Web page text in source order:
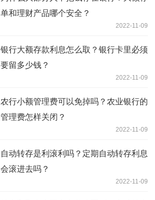
单和理财产品哪个安全？
2022-11-09
银行大额存款利息怎么取？银行卡里必须
要留多少钱？
2022-11-09
农行小额管理费可以免掉吗？农业银行的
管理费怎样关闭？
2022-11-09
自动转存是利滚利吗？定期自动转存利息
会滚进去吗？
2022-11-09